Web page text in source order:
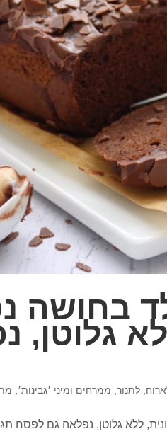
בחושה
גלוטן,
, לתנור, ממרחים ומיני ׳גבינות׳,
ללא גלוטן, נפלאה גם לפסח